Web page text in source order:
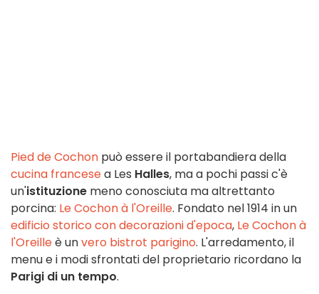
Pied de Cochon può essere il portabandiera della
cucina francesea Les Halles, ma a pochi passi c'è
un'istituzione meno conosciuta ma altrettanto
porcina: Le Cochon à l'Oreille. Fondato nel 1914 in un
edificio storico con decorazioni d'epoca, Le Cochon à
l'Oreilleè unvero bistrot parigino. L'arredamento, il
menu e i modi sfrontati del proprietario ricordano la
Parigi di un tempo.